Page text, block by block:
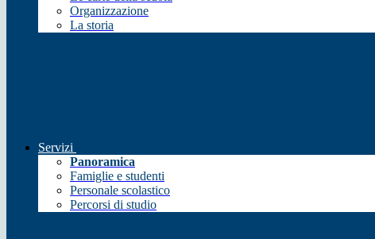
Organizzazione
La storia
Servizi
Panoramica
Famiglie e studenti
Personale scolastico
Percorsi di studio